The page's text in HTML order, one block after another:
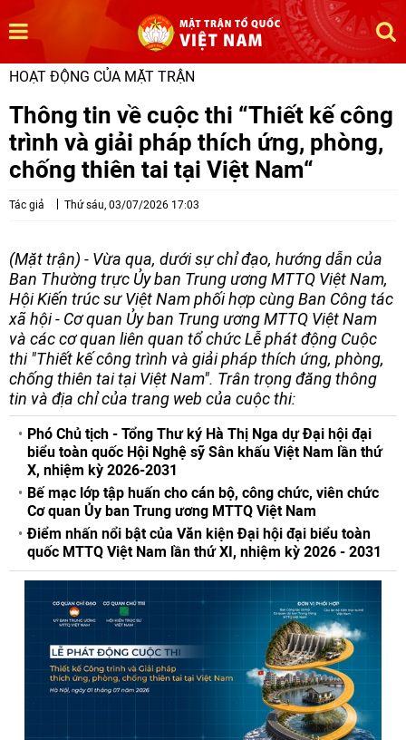
HOẠT ĐỘNG CỦA MẶT TRẬN
Thông tin về cuộc thi “Thiết kế công
trình và giải pháp thích ứng, phòng,
chống thiên tai tại Việt Nam“
Tác giả Thứ sáu, 03/07/2026 17:03
(Mặt trận) - Vừa qua, dưới sự chỉ đạo, hướng dẫn của
Ban Thường trực Ủy ban Trung ương MTTQ Việt Nam,
Hội Kiến trúc sư Việt Nam phối hợp cùng Ban Công tác
xã hội - Cơ quan Ủy ban Trung ương MTTQ Việt Nam
và các cơ quan liên quan tổ chức Lễ phát động Cuộc
thi "Thiết kế công trình và giải pháp thích ứng, phòng,
chống thiên tai tại Việt Nam". Trân trọng đăng thông
tin và địa chỉ của trang web của cuộc thi:
Phó Chủ tịch - Tổng Thư ký Hà Thị Nga dự Đại hội đại
biểu toàn quốc Hội Nghệ sỹ Sân khấu Việt Nam lần thứ
X, nhiệm kỳ 2026-2031
Bế mạc lớp tập huấn cho cán bộ, công chức, viên chức
Cơ quan Ủy ban Trung ương MTTQ Việt Nam
Điểm nhấn nổi bật của Văn kiện Đại hội đại biểu toàn
quốc MTTQ Việt Nam lần thứ XI, nhiệm kỳ 2026 - 2031